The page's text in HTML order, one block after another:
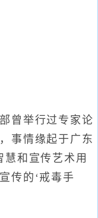
曾举行过专家论
事情缘起于广东
慧和宣传艺术用
传的‘戒毒手